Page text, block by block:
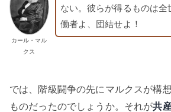
カール・マル
クス
ない。彼らが得るものは
働者よ、団結せよ！
では、階級闘争の先にマルクスが構
ものだったのでしょうか。それが共